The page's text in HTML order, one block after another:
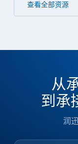
查看全部资源
从
到承
润